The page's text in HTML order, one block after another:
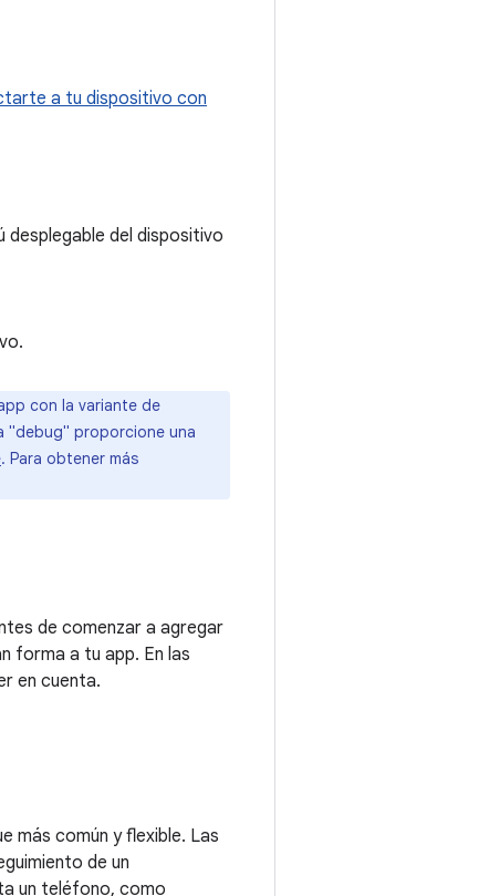
a tu dispositivo con
desplegable del dispositivo
con la variante de
"debug" proporcione una
. Para obtener más
de comenzar a agregar
forma a tu app. En las
en cuenta.
más común y flexible. Las
de un
un teléfono, como